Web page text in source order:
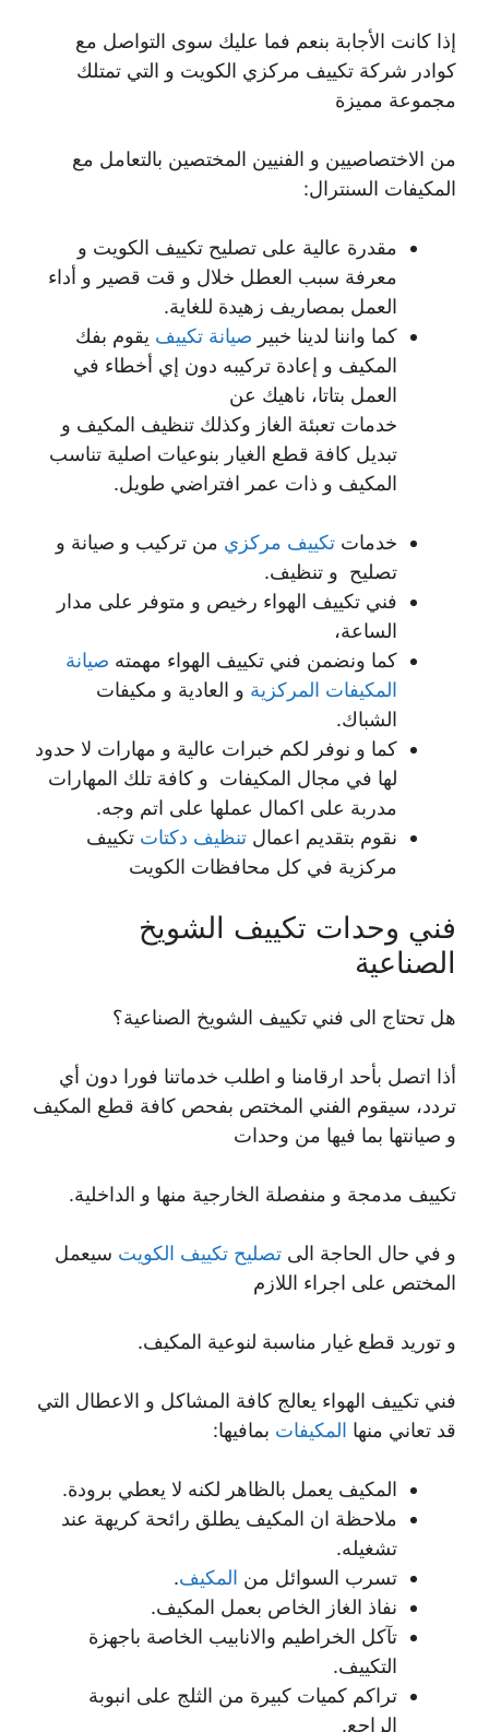
إذا كانت الأجابة بنعم فما عليك سوى التواصل مع
كوادر شركة تكييف مركزي الكويت و التي تمتلك
مجموعة مميزة
من الاختصاصيين و الفنيين المختصين بالتعامل مع
المكيفات السنترال:
مقدرة عالية على تصليح تكييف الكويت و
معرفة سبب العطل خلال و قت قصير و أداء
العمل بمصاريف زهيدة للغاية.
كما واننا لدينا خبير صيانة تكييف يقوم بفك
المكيف و إعادة تركيبه دون إي أخطاء في
العمل بتاتا، ناهيك عن
خدمات تعبئة الغاز وكذلك تنظيف المكيف و
تبديل كافة قطع الغيار بنوعيات اصلية تناسب
المكيف و ذات عمر افتراضي طويل.
خدمات تكييف مركزي من تركيب و صيانة و
تصليح و تنظيف.
فني تكييف الهواء رخيص و متوفر على مدار
الساعة،
كما ونضمن فني تكييف الهواء مهمته صيانة
المكيفات المركزية و العادية و مكيفات
الشباك.
كما و نوفر لكم خبرات عالية و مهارات لا حدود
لها في مجال المكيفات و كافة تلك المهارات
مدربة على اكمال عملها على اتم وجه.
نقوم بتقديم اعمال تنظيف دكتات تكييف
مركزية في كل محافظات الكويت
فني وحدات تكييف الشويخ
الصناعية
هل تحتاج الى فني تكييف الشويخ الصناعية؟
أذا اتصل بأحد ارقامنا و اطلب خدماتنا فورا دون أي
تردد، سيقوم الفني المختص بفحص كافة قطع المكيف
و صيانتها بما فيها من وحدات
تكييف مدمجة و منفصلة الخارجية منها و الداخلية.
و في حال الحاجة الى تصليح تكييف الكويت سيعمل
المختص على اجراء اللازم
و توريد قطع غيار مناسبة لنوعية المكيف.
فني تكييف الهواء يعالج كافة المشاكل و الاعطال التي
قد تعاني منها المكيفات بمافيها:
المكيف يعمل بالظاهر لكنه لا يعطي برودة.
ملاحظة ان المكيف يطلق رائحة كريهة عند
تشغيله.
تسرب السوائل من المكيف.
نفاذ الغاز الخاص بعمل المكيف.
تآكل الخراطيم والانابيب الخاصة باجهزة
التكييف.
تراكم كميات كبيرة من الثلج على انبوبة
الراجع.